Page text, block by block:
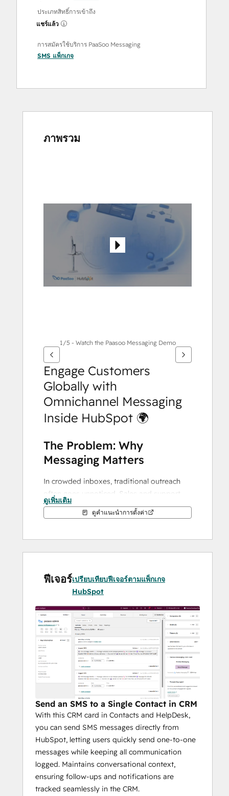
ประเภทสิทธิ์การเข้าถึง
แชร์แล้ว
การสมัครใช้บริการ PaaSoo Messaging
SMS แพ็กเกจ
ภาพรวม
1/5 - Watch the Paasoo Messaging Demo
Engage Customers
Globally with
Omnichannel Messaging
Inside HubSpot 🌍
The Problem: Why
Messaging Matters
In crowded inboxes, traditional outreach
often goes unnoticed. Sales and support
teams face low engagement and
fragmented communication when switching
tools.
The Solution: PaaSoo for
HubSpot
PaaSoo enables teams to send high-impact
messages directly from HubSpot. From
quick lead follow-ups to automated
appointment reminders, PaaSoo ensures
your messages reach customers on the
channels they actively use 📱.
Built for the Way You
Work
PaaSoo is a native extension of HubSpot,
designed to fit seamlessly into daily CRM
workflows.
Stop App-Switching
Send 1:1 SMS, WhatsApp, or RCS
messages directly from contact and
deal records using the PaaSoo CRM
Card.
ดูเพิ่มเติม
ดูคำแนะนำการตั้งค่า
ฟีเจอร์เปรียบเทียบฟีเจอร์ตามแพ็กเกจ
HubSpot
Send an SMS to a Single Contact in CRM
With this CRM card in Contacts and HelpDesk,
you can send SMS messages directly from
HubSpot, letting users quickly send one-to-one
messages while keeping all communication
logged. Maintains conversational context,
ensuring follow-ups and notifications are
tracked seamlessly in the CRM.